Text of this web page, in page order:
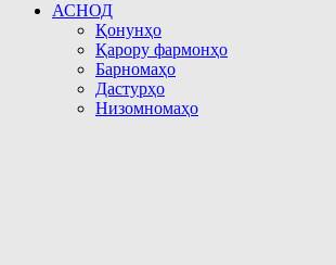
АСНОД
Қонунҳо
Қарору фармонҳо
Барномаҳо
Дастурҳо
Низомномаҳо